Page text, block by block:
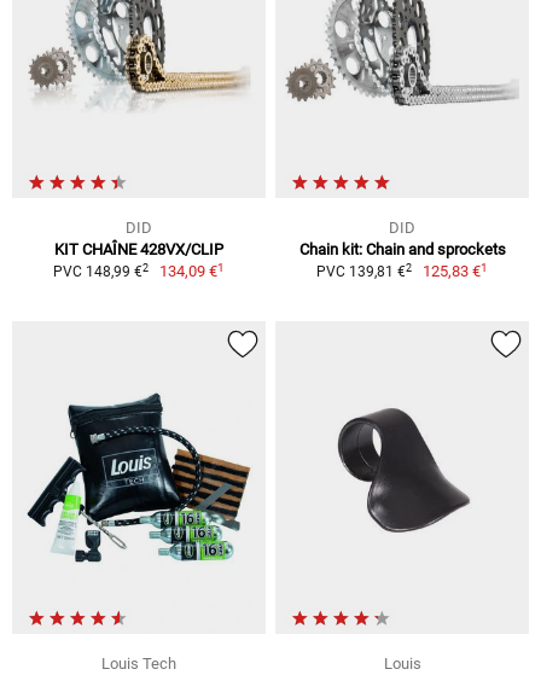
DID
KIT CHAÎNE 428VX/CLIP
PVC 148,99 €2 134,09 €1
DID
Chain kit: Chain and sprockets
PVC 139,81 €2 125,83 €1
Louis Tech
Louis